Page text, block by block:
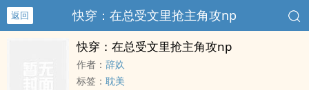
返回 快穿：在总受文里抢主角攻np
快穿：在总受文里抢主角攻np
作者： 辞奺
标签： 耽美